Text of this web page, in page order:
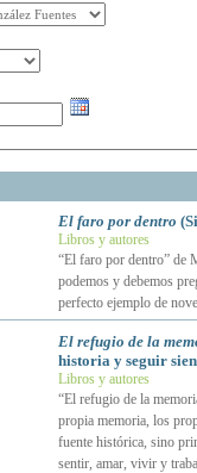
El faro por dentro
Libros y autores
“El faro por dentro” de
podemos y debemos
perfecto ejemplo de
El refugio de la
historia y seguir
Libros y autores
“El refugio de la
propia memoria, los
fuente histórica, sino
sentir, amar, vivir y